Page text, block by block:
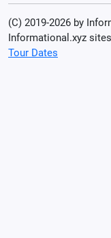
(C) 2019-2026 by
Informational.xyz
Tour Dates